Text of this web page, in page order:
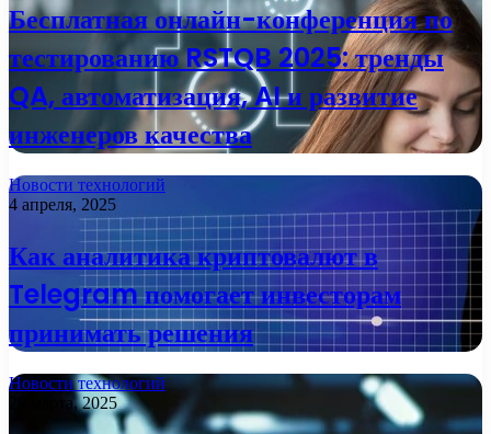
Бесплатная онлайн-конференция по
тестированию RSTQB 2025: тренды
QA, автоматизация, AI и развитие
инженеров качества
Новости технологий
4 апреля, 2025
Как аналитика криптовалют в
Telegram помогает инвесторам
принимать решения
Новости технологий
28 марта, 2025